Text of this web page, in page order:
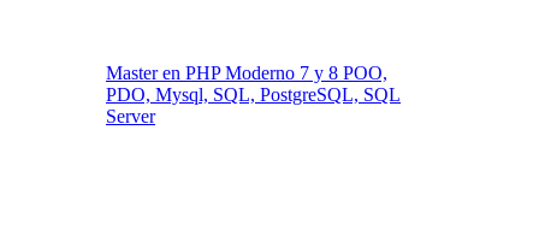
Master en PHP Moderno 7 y 8 POO,
PDO, Mysql, SQL, PostgreSQL, SQL
Server